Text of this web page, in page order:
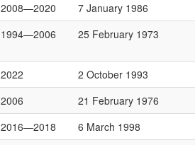
2008—2020 7 January 1986
1994—2006 25 February 1973
2022 2 October 1993
2006 21 February 1976
2016—2018 6 March 1998